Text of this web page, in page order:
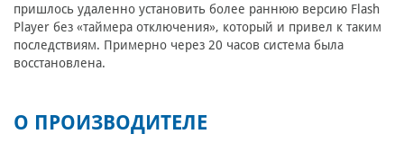
пришлось удаленно установить более раннюю версию Flash
Player без «таймера отключения», который и привел к таким
последствиям. Примерно через 20 часов система была
восстановлена.
О ПРОИЗВОДИТЕЛЕ